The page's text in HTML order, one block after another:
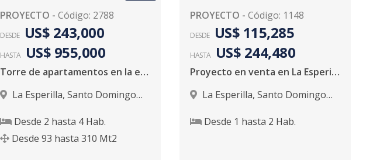
PROYECTO - Código: 2788
DESDE US$ 243,000
HASTA US$ 955,000
Torre de apartamentos en la esperilla
La Esperilla, Santo Domingo
Desde 2 hasta 4Hab.
Desde 93 hasta 310 Mt2
PROYECTO - Código: 1148
DESDE US$ 115,285
HASTA US$ 244,480
Proyecto en venta en La Esperilla
La Esperilla, Santo Domingo
Desde 1 hasta 2 Hab.